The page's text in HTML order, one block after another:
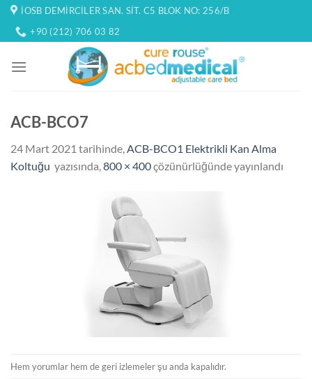
İçeriğe
atla
İOSB DEMIRCILER SAN. SIT. C5 BLOK NO: 256/B
+90 (212) 706 03 82
ACB-BCO7
24 Mart 2021 tarihinde,ACB-BCO1 Elektrikli Kan Alma
Koltuğu yazısında,800 × 400çözünürlüğünde yayınlandı
Hem yorumlar hem de geri izlemeler şu anda kapalıdır.